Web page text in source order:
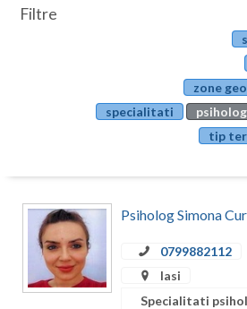
Botosani
Calarasi
Caras-Severin
Articole
Membri
Filtre
zone
specialitati
tip
Psiholog Simona
0799882112
Iasi
Specialitati